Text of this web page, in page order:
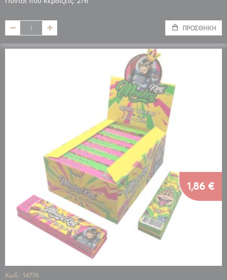
ΠΡΟΣΘΉΚΗ
Κωδ.: 14776
1,86 €